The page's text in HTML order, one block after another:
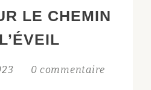
LE CHEMIN
0 commentaire